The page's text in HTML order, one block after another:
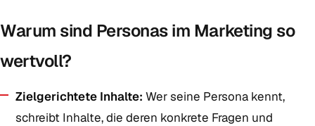
Warum sind Personas im Marketing so
wertvoll?
Zielgerichtete Inhalte: Wer seine Persona kennt,
schreibt Inhalte, die deren konkrete Fragen und